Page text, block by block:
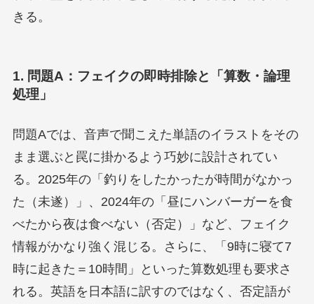
きる。
1. 問題A：フェイクの即時排除と「算数・論理
処理」
問題Aでは、音声で聞こえた単語のイラストをその
まま選ぶと罠に掛かるよう巧妙に設計されてい
る。2025年の「釣りをしたかったが時間がなかっ
た（未遂）」、2024年の「昼にハンバーガーを食
べたから夜は食べない（否定）」など、フェイク
情報がかなり強く混じる。さらに、「9時に寝て7
時に起きた＝10時間」といった算数処理も要求さ
れる。英語を日本語に訳すのではなく、否定語が